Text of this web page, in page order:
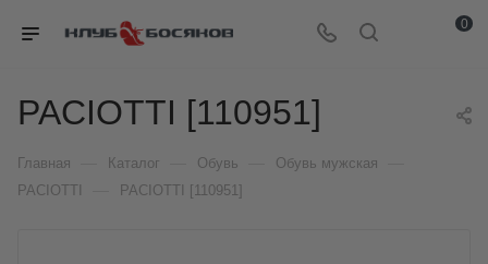
0
PACIOTTI [110951]
Главная Каталог Обувь Обувь мужская
PACIOTTI PACIOTTI [110951]